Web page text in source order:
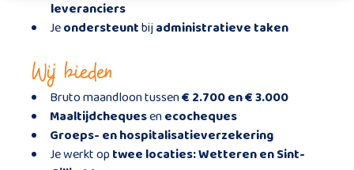
leveranciers
Jeondersteuntbijadministratieve taken
Wij bieden
Bruto maandloon tussen€ 2.700 en € 3.000
Maaltijdchequesenecocheques
Groeps- en hospitalisatieverzekering
Je werkt op twee locaties: Wetteren en Sint-